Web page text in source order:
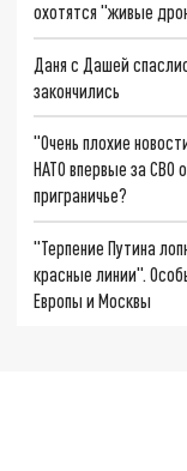
охотятся "живые
Даня с Дашей
закончились
"Очень плохие
НАТО впервые за СВО
приграничье?
"Терпение Путина
красные линии".
Европы и Москвы